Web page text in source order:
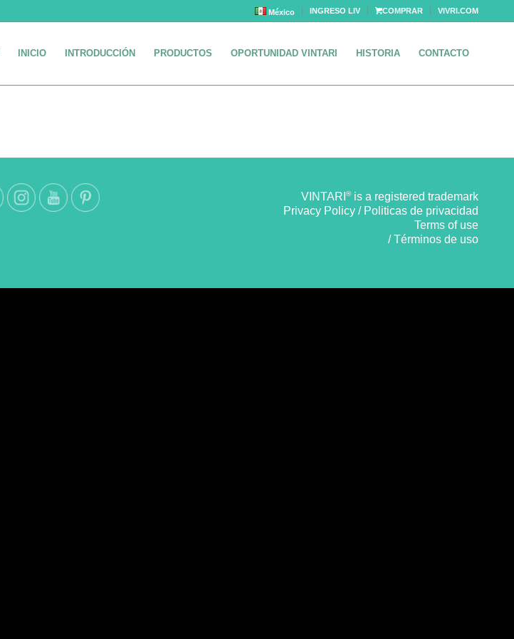
México INGRESO LIV COMPRAR VIVRI.COM
INICIO INTRODUCCIÓN PRODUCTOS OPORTUNIDAD VINTARI HISTORIA CONTACTO
VINTARI ®is a registered trademark
Privacy Policy / Politicas de privacidad
Terms of use
/ Términos de uso